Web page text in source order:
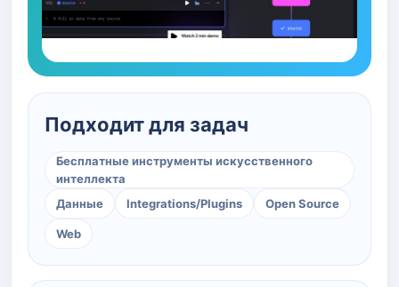
Подходит для задач
Бесплатные инструменты искусственного
интеллекта
Данные
Integrations/Plugins Open Source
Web